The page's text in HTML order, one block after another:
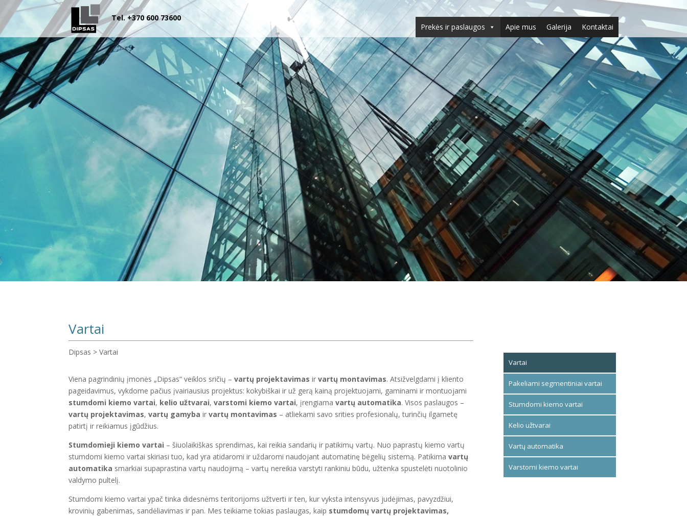
Tel. +370 600 73600
Prekės ir paslaugos
Apie mus Galerija Kontaktai
Vartai
Dipsas >Vartai
Viena pagrindinių įmonės „Dipsas“ veiklos sričių –vartų projektavimas irvartų montavimas. Atsižvelgdami į kliento
pageidavimus, vykdome pačius įvairiausius projektus: kokybiškai ir už gerą kainą projektuojami, gaminami ir montuojami
stumdomi kiemo vartai, kelio užtvarai,varstomi kiemo vartai, įrengiamavartų automatika. Visos paslaugos –
vartų projektavimas,vartų gamyba irvartų montavimas – atliekami savo srities profesionalų, turinčių ilgametę
patirtį ir reikiamus įgūdžius.
Stumdomieji kiemo vartai – šiuolaikiškas sprendimas, kai reikia sandarių ir patikimų vartų. Nuo paprastų kiemo vartų
stumdomi kiemo vartai skiriasi tuo, kad yra atidaromi ir uždaromi naudojant automatinę bėgelių sistemą. Patikimavartų
automatika smarkiai supaprastina vartų naudojimą – vartų nereikia varstyti rankiniu būdu, užtenka spustelėti nuotolinio
valdymo pultelį.
Stumdomi kiemo vartai ypač tinka didesnėms teritorijoms užtverti ir ten, kur vyksta intensyvus judėjimas, pavyzdžiui,
krovinių gabenimas, sandėliavimas ir pan. Mes teikiame tokias paslaugas, kaip stumdomų vartų projektavimas,
Vartai
Pakeliami segmentiniai vartai
Stumdomi kiemo vartai
Kelio užtvarai
Vartų automatika
Varstomi kiemo vartai